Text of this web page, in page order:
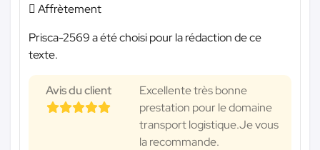
 Affrètement
Prisca-2569 a été choisi pour la rédaction de ce
texte.
Avis du client
Excellente très bonne
prestation pour le domaine
transport logistique.Je vous
la recommande.